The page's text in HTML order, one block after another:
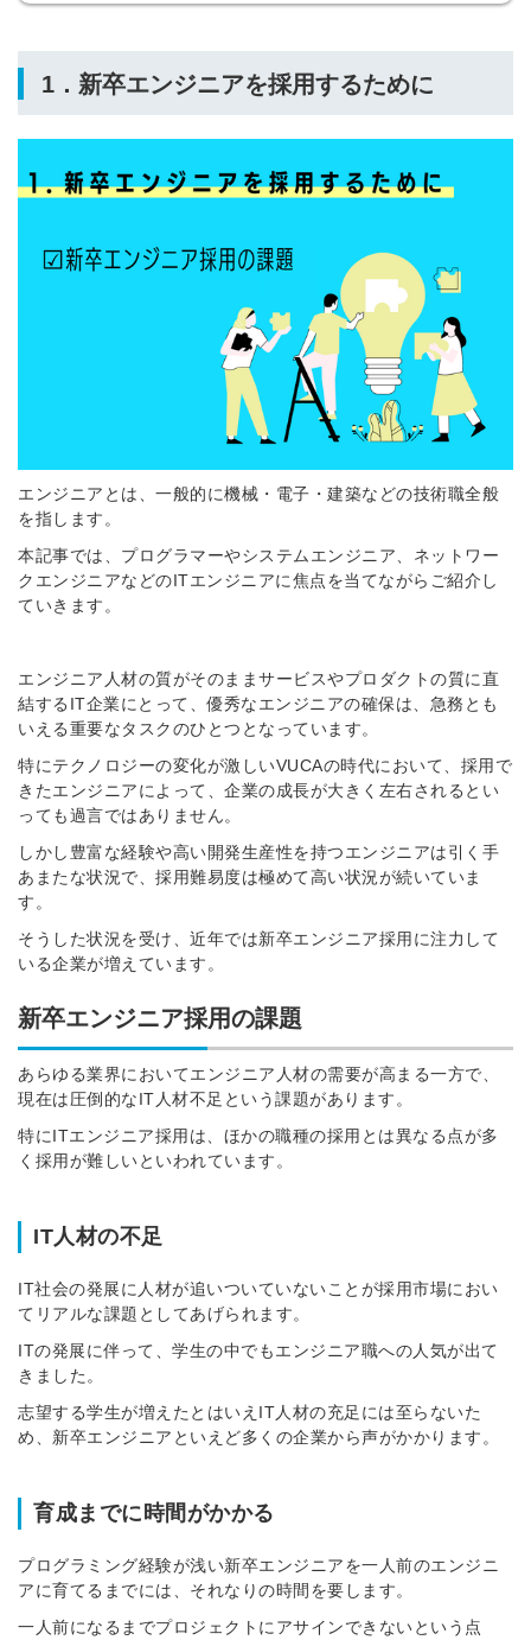
1．新卒エンジニアを採用するために
エンジニアとは、一般的に機械・電子・建築などの技術職全般
を指します。
本記事では、プログラマーやシステムエンジニア、ネットワー
クエンジニアなどのITエンジニアに焦点を当てながらご紹介し
ていきます。
エンジニア人材の質がそのままサービスやプロダクトの質に直
結するIT企業にとって、優秀なエンジニアの確保は、急務とも
いえる重要なタスクのひとつとなっています。
特にテクノロジーの変化が激しいVUCAの時代において、採用で
きたエンジニアによって、企業の成長が大きく左右されるとい
っても過言ではありません。
しかし豊富な経験や高い開発生産性を持つエンジニアは引く手
あまたな状況で 、採用難易度は極めて高い状況が続いていま
す。
そうした状況を受け、近年では新卒エンジニア採用に注力して
いる企業が増えています。
新卒エンジニア採用の課題
あらゆる業界においてエンジニア人材の需要が高まる一方で、
現在は圧倒的なIT人材不足という課題があります。
特にITエンジニア採用は、ほかの職種の採用とは異なる点が多
く採用が難しいといわれています。
IT人材の不足
IT社会の発展に人材が追いついていないことが採用市場におい
てリアルな課題としてあげられます。
ITの発展に伴って、学生の中でもエンジニア職への人気が出て
きました。
志望する学生が増えたとはいえIT人材の充足には至らないた
め、新卒エンジニアといえど多くの企業から声がかかります 。
育成までに時間がかかる
プログラミング経験が浅い新卒エンジニアを一人前のエンジニ
アに育てるまでには、それなりの時間を要します。
一人前になるまでプロジェクトにアサインできないという点